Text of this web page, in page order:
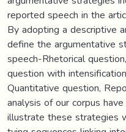
reported speech in the
By adopting a descriptive
define the argumentative
speech-Rhetorical
question with
Quantitative question,
analysis of our corpus
illustrate these strategies